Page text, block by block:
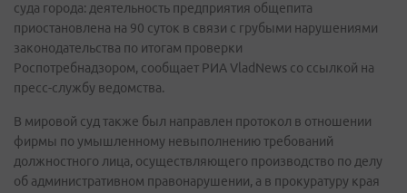
суда города: деятельность предприятия общепита
приостановлена на 90 суток в связи с грубыми нарушениями
законодательства по итогам проверки
Роспотребнадзором, сообщает РИА VladNews со ссылкой на
пресс-службу ведомства.
В мировой суд также был направлен протокол в отношении
фирмы по умышленному невыполнению требований
должностного лица, осуществляющего производство по делу
об административном правонарушении, а в прокуратуру края